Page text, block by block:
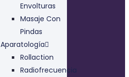
Envolturas
Masaje Con
Pindas
Aparatología
Rollaction
Radiofrecuencia